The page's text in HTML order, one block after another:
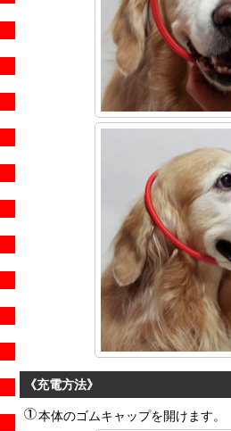
《充電方法》
本体のゴムキャップを開けます。